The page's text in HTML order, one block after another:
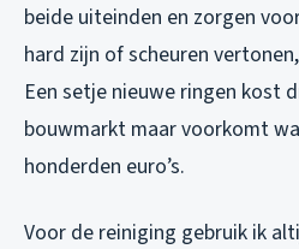
beide uiteinden en zorgen
hard zijn of scheuren
Een setje nieuwe ringen kost
bouwmarkt maar voorkomt
honderden euro’s.
Voor de reiniging gebruik ik